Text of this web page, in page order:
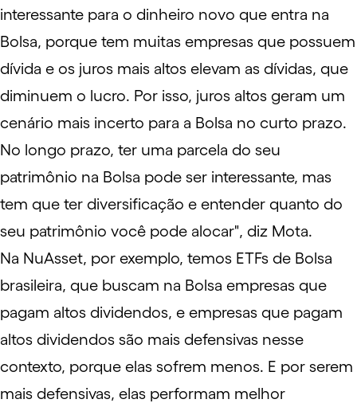
interessante para o dinheiro novo que entra na
Bolsa, porque tem muitas empresas que possuem
dívida e os juros mais altos elevam as dívidas, que
diminuem o lucro. Por isso, juros altos geram um
cenário mais incerto para a Bolsa no curto prazo.
No longo prazo, ter uma parcela do seu
patrimônio na Bolsa pode ser interessante, mas
tem que ter diversificação e entender quanto do
seu patrimônio você pode alocar", diz Mota.
Na NuAsset, por exemplo, temos ETFs de Bolsa
brasileira, que buscam na Bolsa empresas que
pagam altos dividendos, e empresas que pagam
altos dividendos são mais defensivas nesse
contexto, porque elas sofrem menos. E por serem
mais defensivas, elas performam melhor